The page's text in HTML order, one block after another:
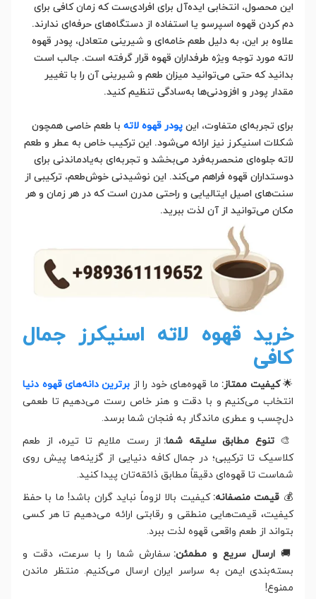
این محصول، انتخابی ایده‌آل برای افرادی‌ست که زمان کافی برای
دم کردن قهوه اسپرسو یا استفاده از دستگاه‌های حرفه‌ای ندارند.
علاوه بر این، به دلیل طعم خامه‌ای و شیرینی متعادل، پودر قهوه
لاته مورد توجه ویژه طرفداران قهوه قرار گرفته است. جالب است
بدانید که حتی می‌توانید میزان طعم و شیرینی آن را با تغییر
مقدار پودر و افزودنی‌ها به‌سادگی تنظیم کنید.
برای تجربه‌ای متفاوت، این پودر قهوه لاته با طعم خاصی همچون
شکلات اسنیکرز نیز ارائه می‌شود. این ترکیب خاص به عطر و طعم
لاته جلوه‌ای منحصربه‌فرد می‌بخشد و تجربه‌ای به‌یادماندنی برای
دوستداران قهوه فراهم می‌کند. این نوشیدنی خوش‌طعم، ترکیبی از
سنت‌های اصیل ایتالیایی و راحتی مدرن است که در هر زمان و هر
مکان می‌توانید از آن لذت ببرید.
خرید قهوه لاته اسنیکرز جمال
کافی
🌟کیفیت ممتاز: ما قهوه‌های خود را از برترین دانه‌های قهوه دنیا
انتخاب می‌کنیم و با دقت و هنر خاص رست می‌دهیم تا طعمی
دل‌چسب و عطری ماندگار به فنجان شما برسد.
🎨تنوع مطابق سلیقه شما: از رست ملایم تا تیره، از طعم
کلاسیک تا ترکیبی؛ در جمال کافه دنیایی از گزینه‌ها پیش روی
شماست تا قهوه‌ای دقیقاً مطابق ذائقه‌تان پیدا کنید.
💰 قیمت منصفانه: کیفیت بالا لزوماً نباید گران باشد! ما با حفظ
کیفیت، قیمت‌هایی منطقی و رقابتی ارائه می‌دهیم تا هر کسی
بتواند از طعم واقعی قهوه لذت ببرد.
🚚 ارسال سریع و مطمئن: سفارش شما را با سرعت، دقت و
بسته‌بندی ایمن به سراسر ایران ارسال می‌کنیم. منتظر ماندن
ممنوع!